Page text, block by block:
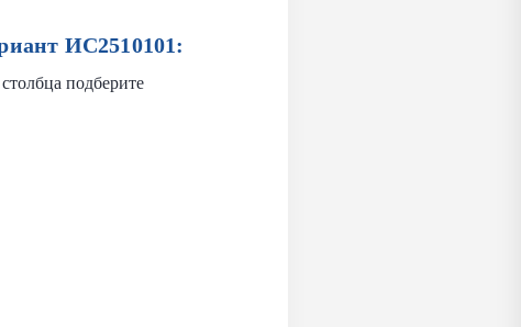
ИС2510101:
подберите